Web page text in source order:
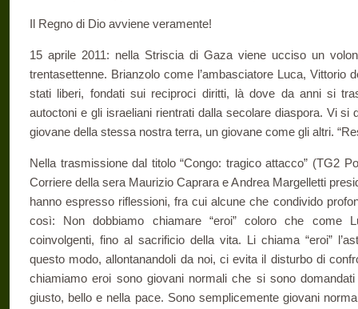
Il Regno di Dio avviene veramente!
15 aprile 2011: nella Striscia di Gaza viene ucciso un
trentasettenne. Brianzolo come l’ambasciatore Luca, Vittorio
stati liberi, fondati sui reciproci diritti, là dove da anni si
autoctoni e gli israeliani rientrati dalla secolare diaspora. Vi si
giovane della stessa nostra terra, un giovane come gli altri.
Nella trasmissione dal titolo “Congo: tragico attacco” (TG2
Corriere della sera Maurizio Caprara e Andrea Margelletti
hanno espresso riflessioni, fra cui alcune che condivido
così: Non dobbiamo chiamare “eroi” coloro che come
coinvolgenti, fino al sacrificio della vita. Li chiama “eroi”
questo modo, allontanandoli da noi, ci evita il disturbo di
chiamiamo eroi sono giovani normali che si sono
giusto, bello e nella pace. Sono semplicemente giovani